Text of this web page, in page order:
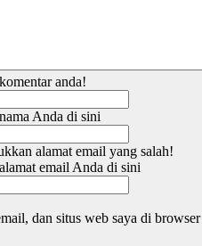
anda!
Anda di sini
alamat email yang salah!
email Anda di sini
dan situs web saya di